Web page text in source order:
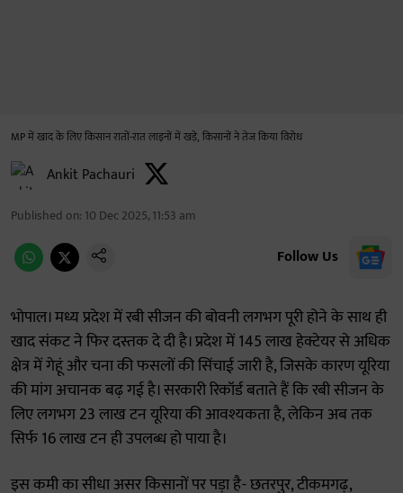
MP में खाद के लिए किसान रातों-रात लाइनों में खड़े, किसानों ने तेज किया विरोध
Ankit Pachauri
Published on: 10 Dec 2025, 11:53 am
Follow Us
भोपाल। मध्य प्रदेश में रबी सीजन की बोवनी लगभग पूरी होने के साथ ही
खाद संकट ने फिर दस्तक दे दी है। प्रदेश में 145 लाख हेक्टेयर से अधिक
क्षेत्र में गेहूं और चना की फसलों की सिंचाई जारी है, जिसके कारण यूरिया
की मांग अचानक बढ़ गई है। सरकारी रिकॉर्ड बताते हैं कि रबी सीजन के
लिए लगभग 23 लाख टन यूरिया की आवश्यकता है, लेकिन अब तक
सिर्फ 16 लाख टन ही उपलब्ध हो पाया है।
इस कमी का सीधा असर किसानों पर पड़ा है- छतरपुर, टीकमगढ़,